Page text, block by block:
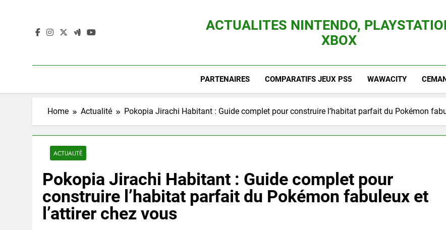
ACTUALITES NINTENDO,
XBOX
PARTENAIRES COMPARATIFS JEUX PS5 WAWACITY
Home Actualité Pokopia Jirachi Habitant : Guide complet pour construire l’habitat parfait du Pokémon
ACTUALITÉ
Pokopia Jirachi Habitant : Guide complet pour
construire l’habitat parfait du Pokémon fabuleux et
l’attirer chez vous